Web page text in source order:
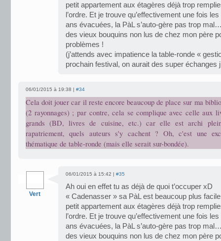
petit appartement aux étagères déjà trop
l’ordre. Et je trouve qu’effectivement une fois
ans évacuées, la PàL s’auto-gère pas trop
des vieux bouquins non lus de chez mon père
problèmes !
(j’attends avec impatience la table-ronde «
prochain festival, on aurait des super échanges
06/01/2015 à 19:38 | #34
Cela doit jouer car il reste encore beaucoup de place sur ma
(2 rayonnages) ; par contre, cela se complique avec celle aux
grands (BD, livres de cuisine, etc.) car elle est archi
rapatriement, quels auteurs s'y cachent ? Oh, c'est une
thématique de table-ronde (mais elle serait sur-bondée).
Vert
06/01/2015 à 15:42 | #35
Ah oui en effet tu as déjà de quoi t’occuper xD
« Cadenasser » sa PàL est beaucoup plus
petit appartement aux étagères déjà trop
l’ordre. Et je trouve qu’effectivement une fois
ans évacuées, la PàL s’auto-gère pas trop
des vieux bouquins non lus de chez mon père